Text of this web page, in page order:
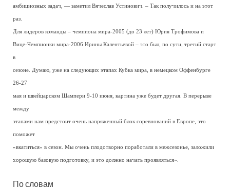
амбициозных задач, — заметил Вячеслав Устинович. – Так получилось и на этот
раз.
Для лидеров команды – чемпиона мира-2005 (до 23 лет) Юрия Трофимова и
Вице-Чемпионки мира-2006 Ирины Калентьевой – это был, по сути, третий старт
в
сезоне. Думаю, уже на следующих этапах Кубка мира, в немецком Оффенбурге
26-27
мая и швейцарском Шампери 9-10 июня, картина уже будет другая. В перерыве
между
этапами нам предстоит очень напряженный блок соревнований в Европе, это
поможет
«вкатиться» в сезон. Мы очень плодотворно поработали в межсезонье, заложили
хорошую базовую подготовку, и это должно начать проявляться».
По словам